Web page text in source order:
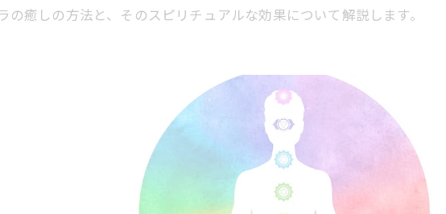
の癒しの方法と、そのスピリチュアルな効果について解説します。